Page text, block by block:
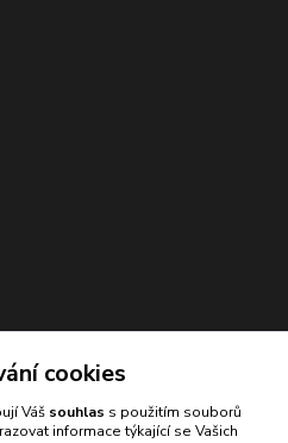
cookies
Váš souhlas s použitím souborů
informace týkající se Vašich